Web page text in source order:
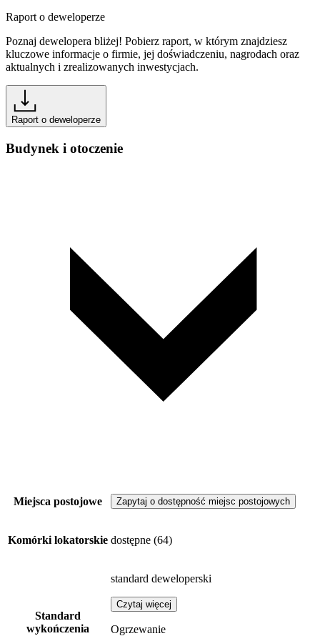
Raport o deweloperze
Poznaj dewelopera bliżej! Pobierz raport, w którym znajdziesz
kluczowe informacje o firmie, jej doświadczeniu, nagrodach oraz
aktualnych i zrealizowanych inwestycjach.
Raport o deweloperze
Budynek i otoczenie
Miejsca postojowe Zapytaj o dostępność miejsc postojowych
Komórki lokatorskie dostępne (64)
Standard
wykończenia
standard deweloperski
Czytaj więcej
Ogrzewanie